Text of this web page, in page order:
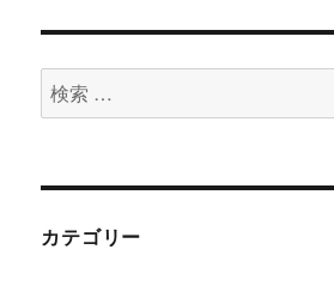
リ
検
索
象:
カテゴリー